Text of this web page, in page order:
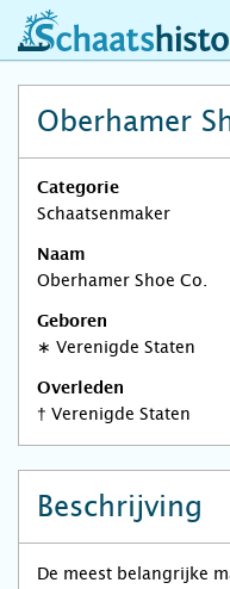
schaatshistorie.nl
Oberhamer
Categorie
Schaatsenmaker
Naam
Oberhamer Shoe Co.
Geboren
∗ Verenigde Staten
Overleden
† Verenigde Staten
Beschrijving
De meest belangrijke